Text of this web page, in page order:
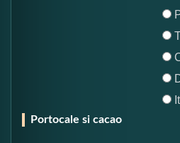
Portocale si cacao